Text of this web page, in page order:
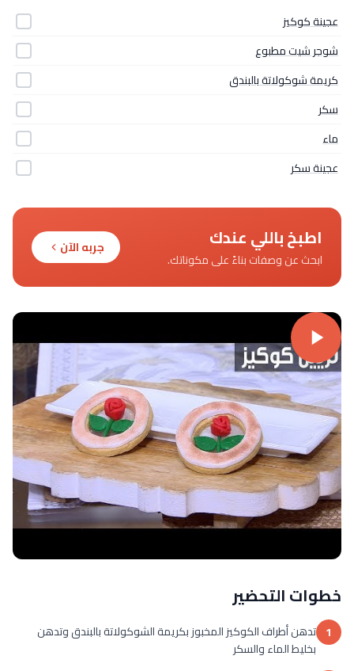
عجينة كوكيز
شوجر شيت مطبوع
كريمة شوكولاتة بالبندق
سكر
ماء
عجينة سكر
اطبخ باللي عندك
ابحث عن وصفات بناءً على مكوناتك.
جربه الآن
خطوات التحضير
1 تدهن أطراف الكوكيز المخبوز بكريمة الشوكولاتة بالبندق وتدهن
بخليط الماء والسكر